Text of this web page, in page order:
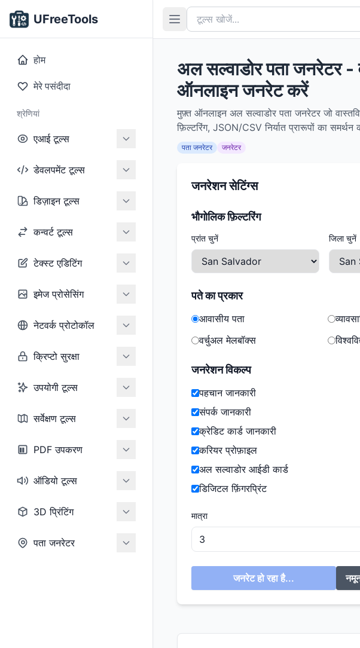
UFreeTools
होम
मेरे पसंदीदा
श्रेणियां
एआई टूल्स
डेवलपमेंट टूल्स
डिज़ाइन टूल्स
कन्वर्ट टूल्स
टेक्स्ट एडिटिंग
इमेज प्रोसेसिंग
नेटवर्क प्रोटोकॉल
क्रिप्टो सुरक्षा
उपयोगी टूल्स
सर्वेक्षण टूल्स
PDF उपकरण
ऑडियो टूल्स
3D प्रिंटिंग
पता जनरेटर
अल सल्वाडोर पता जनरेटर -
ऑनलाइन जनरेट करें
मुफ़्त ऑनलाइन अल सल्वाडोर पता जनरेटर जो
फ़िल्टरिंग, JSON/CSV निर्यात प्रारूपों का
पता जनरेटर जनरेटर
जनरेशन सेटिंग्स
भौगोलिक फ़िल्टरिंग
प्रांत चुनें जिला चुनें
पते का प्रकार
आवासीय पता
वर्चुअल मेलबॉक्स
जनरेशन विकल्प
पहचान जानकारी
संपर्क जानकारी
क्रेडिट कार्ड जानकारी
करियर प्रोफ़ाइल
अल सल्वाडोर आईडी कार्ड
डिजिटल फ़िंगरप्रिंट
मात्रा
जनरेट हो रहा है...